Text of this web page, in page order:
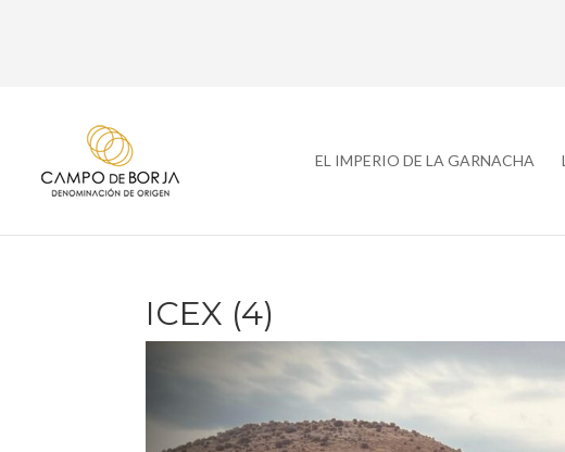
EL IMPERIO DE LA GARNACHA
ICEX (4)